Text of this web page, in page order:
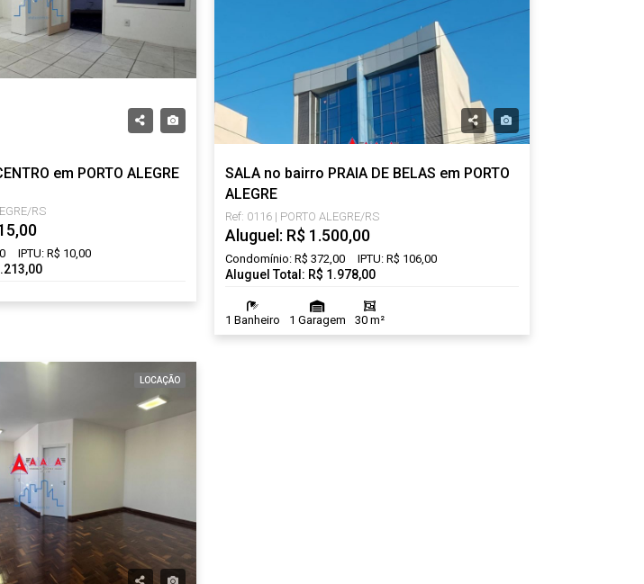
em PORTO ALEGRE
RS
IPTU: R$ 10,00
SALA no bairro PRAIA DE BELAS em PORTO
ALEGRE
Ref: 0116 | PORTO ALEGRE/RS
Aluguel: R$ 1.500,00
Condomínio: R$ 372,00 IPTU: R$ 106,00
Aluguel Total: R$ 1.978,00
1 Banheiro 1 Garagem 30 m²
LOCAÇÃO